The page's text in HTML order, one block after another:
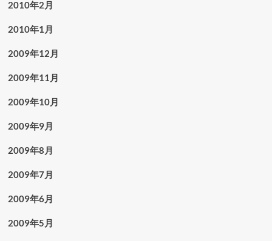
2010年2月
2010年1月
2009年12月
2009年11月
2009年10月
2009年9月
2009年8月
2009年7月
2009年6月
2009年5月